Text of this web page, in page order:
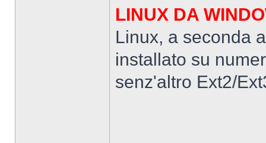
LINUX DA
Linux, a seconda
installato su
senz'altro Ext2/